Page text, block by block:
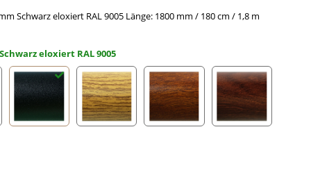
Schwarz eloxiert RAL 9005 Länge: 1800 mm / 180 cm / 1,8 m
Schwarz eloxiert RAL 9005